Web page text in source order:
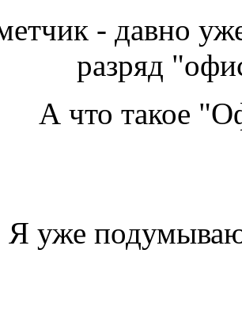
- давно
разряд
А что такое
Я уже